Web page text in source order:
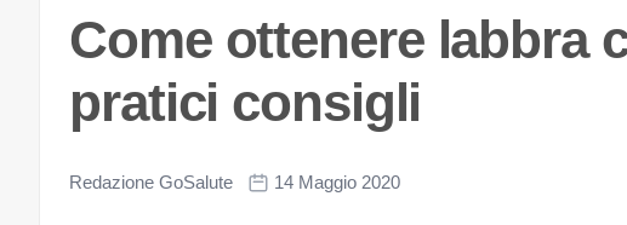
Come ottenere
filler e pratici consigli
Redazione GoSalute 14 Maggio 2020